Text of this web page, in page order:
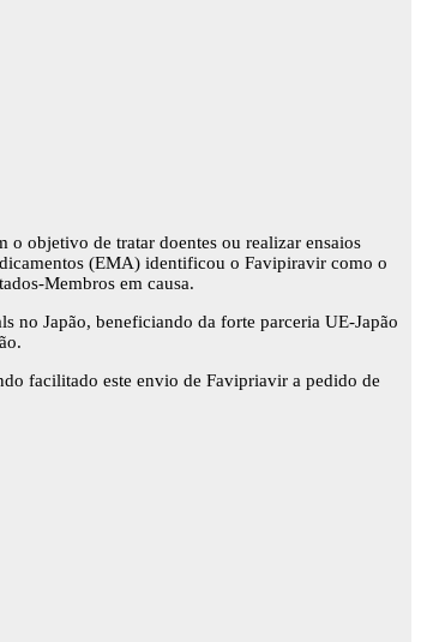
o objetivo de tratar doentes ou realizar ensaios
(EMA) identificou o Favipiravir como o
Membros em causa.
no Japão, beneficiando da forte parceria UE-Japão
facilitado este envio de Favipriavir a pedido de